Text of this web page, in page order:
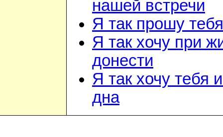
нашей встречи
Я так прошу тебя
Я так хочу при
донести
Я так хочу тебя
дна